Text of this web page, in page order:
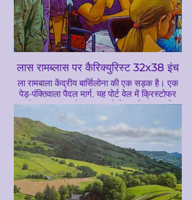
लास रामब्लास पर कैरिक्युरिस्ट 32x38 इंच
ला रामबाला केंद्रीय बार्सिलोना की एक सड़क है। एक
पेड़-पंक्तिवाला पैदल मार्ग, यह पोर्ट वेल में क्रिस्टोफर
कोलंबस स्मारक के साथ अपने केंद्र में प्लाका डी
कैटालुना को जोड़ने वाले 1.2 किमी तक फैला है। ला
रामबला पूर्व में बैरी गॉटिक के पड़ोस और पश्चिम में एल
रावल के बीच की सीमा बनाता है। यह पेंटिंग शहर की
यात्रा से प्रेरित थी